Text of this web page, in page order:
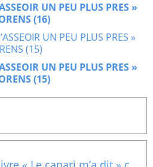
UN PEU PLUS PRES »
(16)
UN PEU PLUS PRES »
(15)